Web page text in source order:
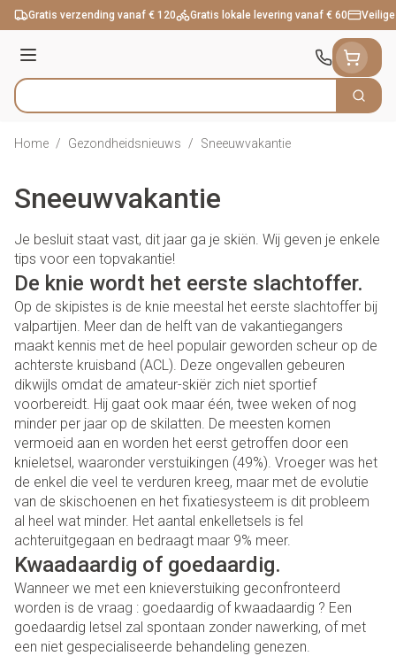
Ga naar de inhoud
Gratis verzending vanaf € 120 Gratis lokale levering vanaf € 60
Menu
Product, merk, categorie... Zoek
Home / Gezondheidsnieuws / Sneeuwvakantie
Sneeuwvakantie
Je besluit staat vast, dit jaar ga je skiën. Wij geven je enkele
tips voor een topvakantie!
De knie wordt het eerste slachtoffer.
Op de skipistes is de knie meestal het eerste slachtoffer bij
valpartijen. Meer dan de helft van de vakantiegangers
maakt kennis met de heel populair geworden scheur op de
achterste kruisband (ACL). Deze ongevallen gebeuren
dikwijls omdat de amateur-skiër zich niet sportief
voorbereidt. Hij gaat ook maar één, twee weken of nog
minder per jaar op de skilatten. De meesten komen
vermoeid aan en worden het eerst getroffen door een
knieletsel, waaronder verstuikingen (49%). Vroeger was het
de enkel die veel te verduren kreeg, maar met de evolutie
van de skischoenen en het fixatiesysteem is dit probleem
al heel wat minder. Het aantal enkelletsels is fel
achteruitgegaan en bedraagt maar 9% meer.
Kwaadaardig of goedaardig.
Wanneer we met een knieverstuiking geconfronteerd
worden is de vraag : goedaardig of kwaadaardig ? Een
goedaardig letsel zal spontaan zonder nawerking, of met
een niet gespecialiseerde behandeling genezen.